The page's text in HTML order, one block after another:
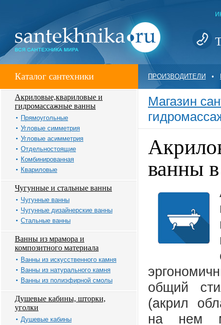
Каталог сантехники ПРОИЗВОДИТЕЛИ •
Акриловые,квариловые и
гидромассажные ванны
Прямоугольные
Угловые симметрия
Угловые асимметрия
Отдельностоящие
Комбинированная
Квариловые
Чугунные и стальные ванны
Чугунные ванны
Чугунные дизайнерские ванны
Стальные ванны
Ванны из мрамора и
композитного материала
Ванны из искусственного камня
Ванны из натурального камня
Ванны из полиэфирной смолы
Душевые кабины, шторки,
уголки
Душевые кабины
Магазин
ванны
общий
(акрил
на нем